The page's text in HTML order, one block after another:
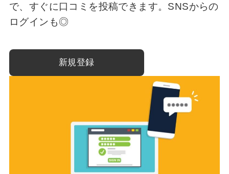
で、すぐに口コミを投稿できます。SNSからの
ログインも◎
新規登録